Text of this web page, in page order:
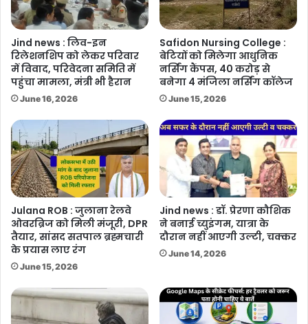
Jind news : लिव-इन
रिलेशनशिप को लेकर परिवार
में विवाद, परिवेदना समिति में
पहुंचा मामला, मंत्री भी हैरान
June 16, 2026
Safidon Nursing College :
बेटियों को मिलेगा आधुनिक
नर्सिंग कैंपस, 40 करोड़ से
बनेगा 4 मंजिला नर्सिंग कॉलेज
June 15, 2026
Julana ROB : जुलाना रेलवे
ओवरब्रिज को मिली मंजूरी, DPR
तैयार, सांसद सतपाल ब्रह्मचारी
के प्रयास लाए रंग
June 15, 2026
Jind news : डॉ. प्रेरणा कौशिक
ने बनाई च्युइंगम, यात्रा के
दौरान नहीं आएगी उल्टी, चक्कर
June 14, 2026